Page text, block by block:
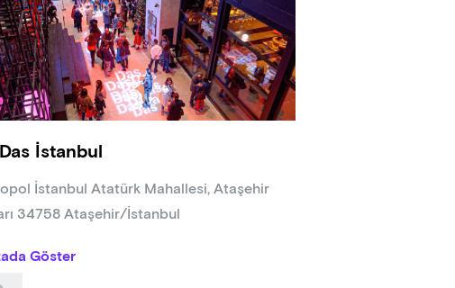
İstanbul
İstanbul Atatürk Mahallesi, Ataşehir
34758 Ataşehir/İstanbul
Göster